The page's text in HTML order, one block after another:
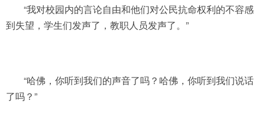
“我对校园内的言论自由和他们对公民抗命权利的不容感
到失望，学生们发声了，教职人员发声了。”
“哈佛，你听到我们的声音了吗？哈佛，你听到我们说话
了吗？”